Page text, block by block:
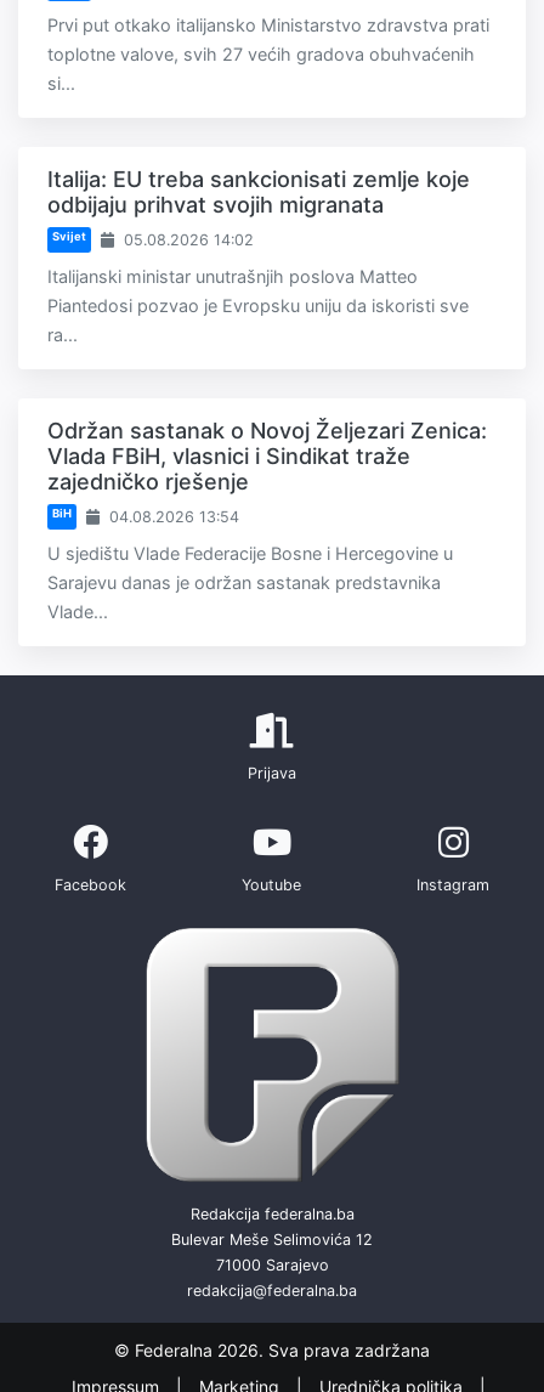
Prvi put otkako italijansko Ministarstvo zdravstva prati
toplotne valove, svih 27 većih gradova obuhvaćenih
si...
Italija: EU treba sankcionisati zemlje koje
odbijaju prihvat svojih migranata
Svijet 05.08.2026 14:02
Italijanski ministar unutrašnjih poslova Matteo
Piantedosi pozvao je Evropsku uniju da iskoristi sve
ra...
Održan sastanak o Novoj Željezari Zenica:
Vlada FBiH, vlasnici i Sindikat traže
zajedničko rješenje
BiH 04.08.2026 13:54
U sjedištu Vlade Federacije Bosne i Hercegovine u
Sarajevu danas je održan sastanak predstavnika
Vlade...
Prijava
Facebook Youtube Instagram
Redakcija federalna.ba
Bulevar Meše Selimovića 12
71000 Sarajevo
redakcija@federalna.ba
© Federalna 2026. Sva prava zadržana
Impressum
Marketing Urednička politika